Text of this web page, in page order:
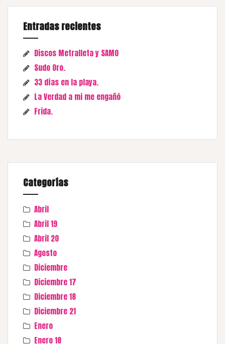
Entradas recientes
Discos Metralleta y SAMO
Sudo Oro.
33 días en la playa.
La Verdad a mi me engañó
Frida.
Categorías
Abril
Abril 19
Abril 20
Agosto
Diciembre
Diciembre 17
Diciembre 18
Diciembre 21
Enero
Enero 18